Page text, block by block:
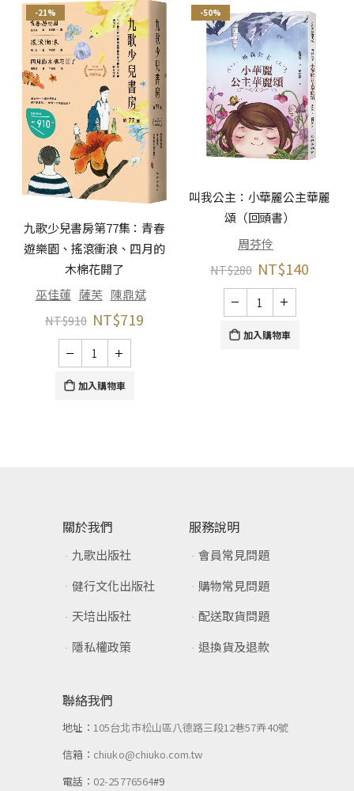
-21%
九歌少兒書房第77集：青春
遊樂園、搖滾衝浪、四月的
木棉花開了
巫佳蓮 薩芙 陳鼎斌
NT$910 NT$719
加入購物車
-50%
叫我公主：小華麗公主華麗
頌（回頭書）
周芬伶
NT$280 NT$140
加入購物車
關於我們
九歌出版社
健行文化出版社
天培出版社
隱私權政策
服務說明
會員常見問題
購物常見問題
配送取貨問題
退換貨及退款
聯絡我們
地址： 105台北市松山區八德路三段12巷57弄40號
信箱： chiuko@chiuko.com.tw
電話： 02-25776564#9